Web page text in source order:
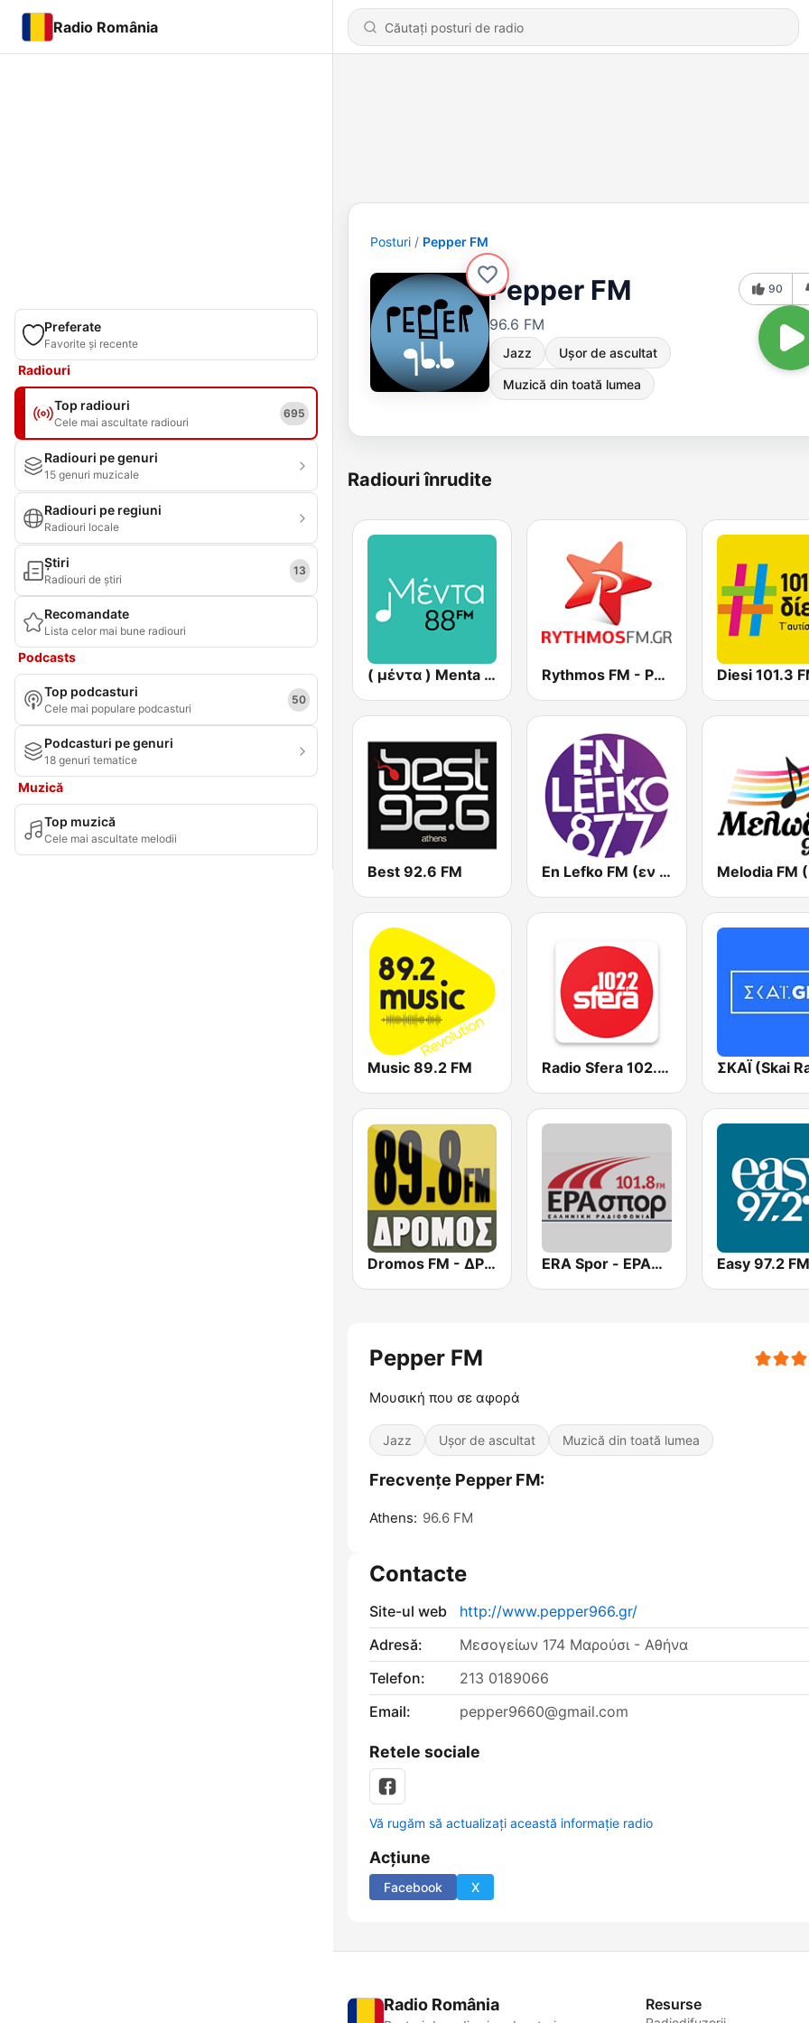
Radio România
Preferate
Favorite și recente
Radiouri
Top radiouri
Cele mai ascultate radiouri
695
Radiouri pe genuri
15 genuri muzicale
Radiouri pe regiuni
Radiouri locale
Știri
Radiouri de știri
13
Recomandate
Lista celor mai bune radiouri
Podcasts
Top podcasturi
Cele mai populare podcasturi
50
Podcasturi pe genuri
18 genuri tematice
Muzică
Top muzică
Cele mai ascultate melodii
Posturi Pepper FM
Pepper FM
96.6 FM
Jazz Ușor de ascultat
Muzică din toată lumea
90
Radiouri înrudite
( μέντα ) Menta 88 FM Rythmos FM - Ρυθμος 94.9 Diesi 101.3
Best 92.6 FM En Lefko FM (εν λευκω)
Music 89.2 FM Radio Sfera 102.2 FM
Dromos FM - ΔΡΟΜΟΣ 89.8 ERA Spor - ΕΡΑΣΠΟΡ Easy 97.2 FM
Pepper FM
Μουσική που σε αφορά
Jazz Ușor de ascultat Muzică din toată lumea
Frecvențe Pepper FM:
Athens: 96.6 FM
Contacte
Site-ul web
http://www.pepper966.gr/
Adresă:
Μεσογείων 174 Μαρούσι - Αθήνα
Telefon:
213 0189066
Email:
pepper9660@gmail.com
Retele sociale
Vă rugăm să actualizați această informație radio
Acțiune
Facebook X
Radio România Resurse